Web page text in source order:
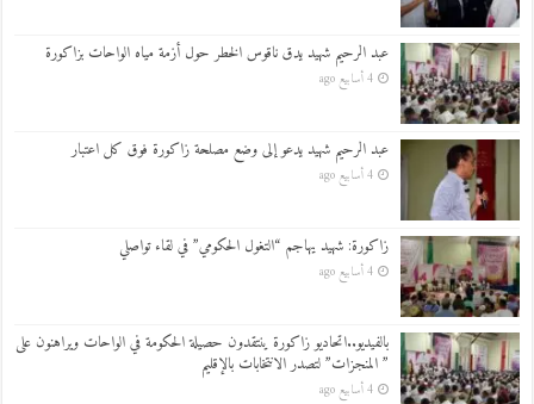
عبد الرحيم شهيد يدق ناقوس الخطر حول أزمة مياه الواحات بزاكورة
4 أسابيع ago
عبد الرحيم شهيد يدعو إلى وضع مصلحة زاكورة فوق كل اعتبار
4 أسابيع ago
زاكورة: شهيد يهاجم “التغول الحكومي” في لقاء تواصلي
4 أسابيع ago
بالفيديو..اتحاديو زاكورة ينتقدون حصيلة الحكومة في الواحات ويراهنون على
” المنجزات” لتصدر الانتخابات بالإقليم
4 أسابيع ago